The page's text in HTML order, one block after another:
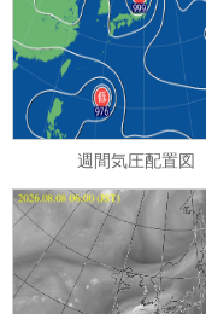
週間気圧配置図